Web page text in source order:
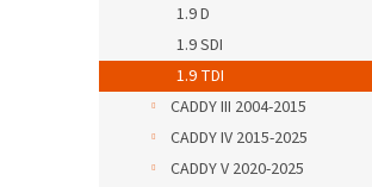
1.9 D
1.9 SDI
1.9 TDI
CADDY III 2004-2015
CADDY IV 2015-2025
CADDY V 2020-2025